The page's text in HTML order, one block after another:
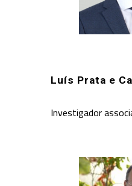
Luís Prata e
Investigador